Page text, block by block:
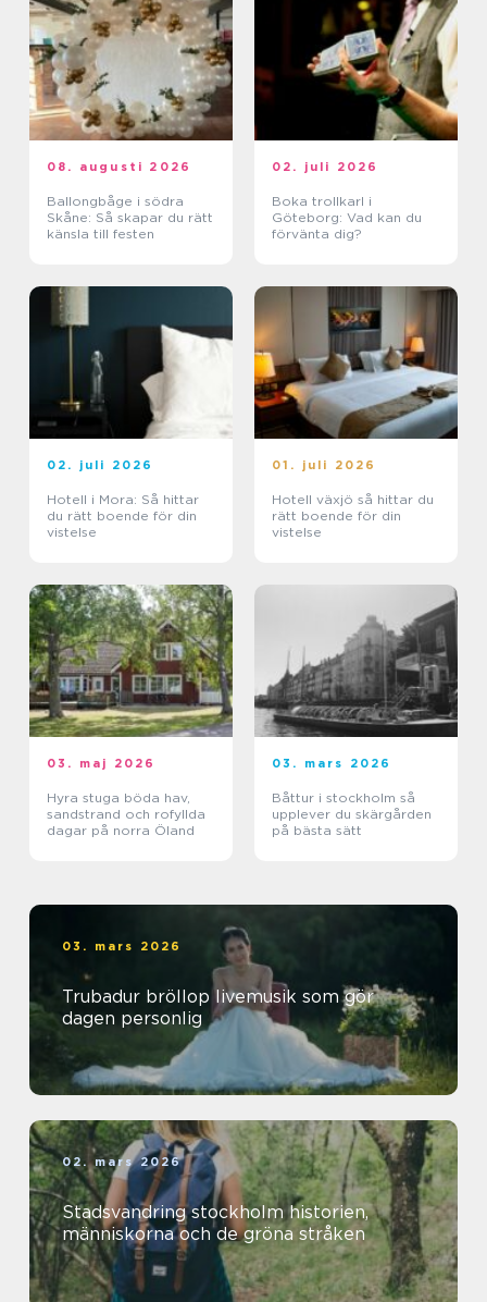
08. augusti 2026
Ballongbåge i södra
Skåne: Så skapar du rätt
känsla till festen
02. juli 2026
Boka trollkarl i
Göteborg: Vad kan du
förvänta dig?
02. juli 2026
Hotell i Mora: Så hittar
du rätt boende för din
vistelse
01. juli 2026
Hotell växjö så hittar du
rätt boende för din
vistelse
03. maj 2026
Hyra stuga böda hav,
sandstrand och rofyllda
dagar på norra Öland
03. mars 2026
Båttur i stockholm så
upplever du skärgården
på bästa sätt
03. mars 2026
Trubadur bröllop livemusik som gör
dagen personlig
02. mars 2026
Stadsvandring stockholm historien,
människorna och de gröna stråken